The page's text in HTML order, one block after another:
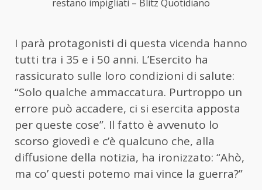
restano impigliati – Blitz Quotidiano
I parà protagonisti di questa vicenda hanno
tutti tra i 35 e i 50 anni. L’Esercito ha
rassicurato sulle loro condizioni di salute:
“Solo qualche ammaccatura. Purtroppo un
errore può accadere, ci si esercita apposta
per queste cose”. Il fatto è avvenuto lo
scorso giovedì e c’è qualcuno che, alla
diffusione della notizia, ha ironizzato: “Ahò,
ma co’ questi potemo mai vince la guerra?”